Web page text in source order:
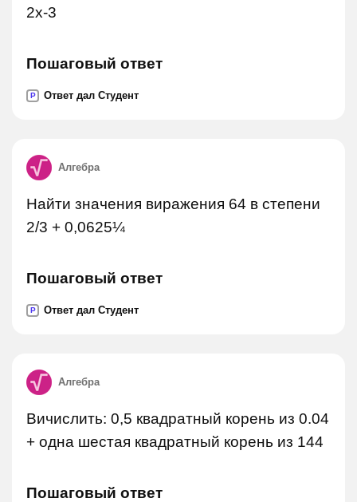
2x-3
Пошаговый ответ
P Ответ дал Студент
Алгебра
Найти значения виражения 64 в степени
2/3 + 0,0625¼
Пошаговый ответ
P Ответ дал Студент
Алгебра
Вичислить: 0,5 квадратный корень из 0.04
+ одна шестая квадратный корень из 144
Пошаговый ответ